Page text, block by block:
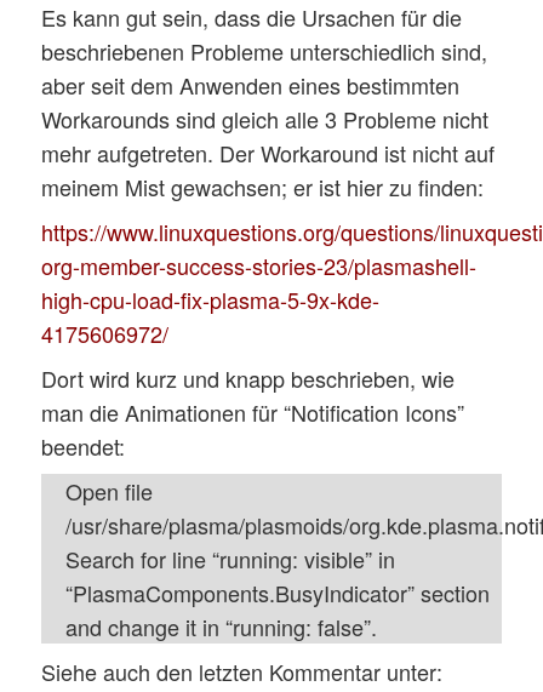
Es kann gut sein, dass die Ursachen für die
beschriebenen Probleme unterschiedlich sind,
aber seit dem Anwenden eines bestimmten
Workarounds sind gleich alle 3 Probleme nicht
mehr aufgetreten. Der Workaround ist nicht auf
meinem Mist gewachsen; er ist hier zu finden:
https://www.linuxquestions.org/questions/
org-member-success-stories-23/plasmashell-
high-cpu-load-fix-plasma-5-9x-kde-
4175606972/
Dort wird kurz und knapp beschrieben, wie
man die Animationen für “Notification Icons”
beendet:
Open file
/usr/share/plasma/plasmoids/
Search for line “running: visible” in
“PlasmaComponents.BusyIndicator” section
and change it in “running: false”.
Siehe auch den letzten Kommentar unter: